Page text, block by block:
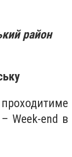
район
Week-end в